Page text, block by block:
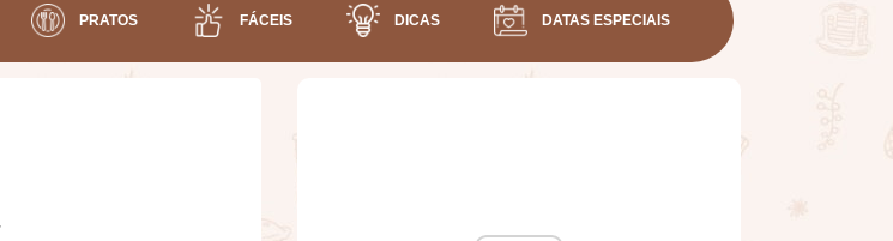
PRATOS FÁCEIS DICAS DATAS ESPECIAIS